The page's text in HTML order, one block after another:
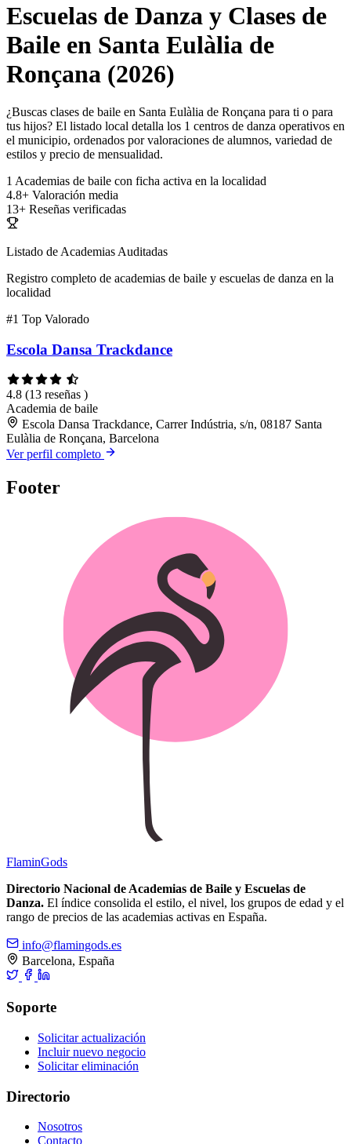
Escuelas de Danza y Clases de
Baile en Santa Eulàlia de
Ronçana (2026)
¿Buscas clases de baile en Santa Eulàlia de Ronçana para ti o para
tus hijos? El listado local detalla los 1 centros de danza operativos en
el municipio, ordenados por valoraciones de alumnos, variedad de
estilos y precio de mensualidad.
1 Academias de baile con ficha activa en la localidad
4.8+ Valoración media
13+ Reseñas verificadas
Listado de Academias Auditadas
Registro completo de academias de baile y escuelas de danza en la
localidad
#1 Top Valorado
Escola Dansa Trackdance
4.8 (13 reseñas )
Academia de baile
Escola Dansa Trackdance, Carrer Indústria, s/n, 08187 Santa
Eulàlia de Ronçana, Barcelona
Ver perfil completo
Footer
FlaminGods
Directorio Nacional de Academias de Baile y Escuelas de
Danza. El índice consolida el estilo, el nivel, los grupos de edad y el
rango de precios de las academias activas en España.
info@flamingods.es
Barcelona, España
Soporte
Solicitar actualización
Incluir nuevo negocio
Solicitar eliminación
Directorio
Nosotros
Contacto